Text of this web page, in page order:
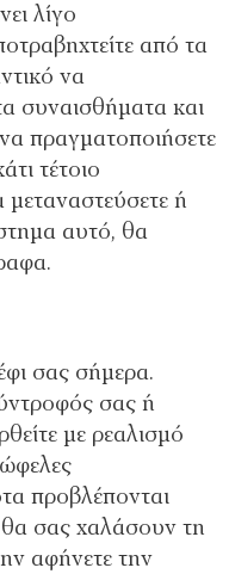
λίγο
από τα
να
συναισθήματα και
πραγματοποιήσετε
τέτοιο
μεταναστεύσετε ή
αυτό, θα
σας σήμερα.
σας ή
με ρεαλισμό
προβλέπονται
σας χαλάσουν τη
αφήνετε την